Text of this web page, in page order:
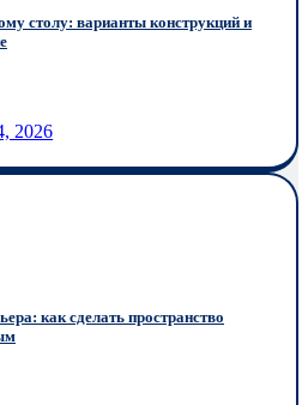
столу: варианты конструкций и
2026
как сделать пространство